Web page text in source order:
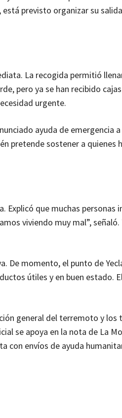
previsto organizar su
La recogida permitió
pero ya se han recibido
urgente.
ayuda de emergencia
pretende sostener a quienes
Explicó que muchas personas
viviendo muy mal”, señaló.
De momento, el punto de
útiles y en buen estado.
general del terremoto y los
se apoya en la nota de La
con envíos de ayuda